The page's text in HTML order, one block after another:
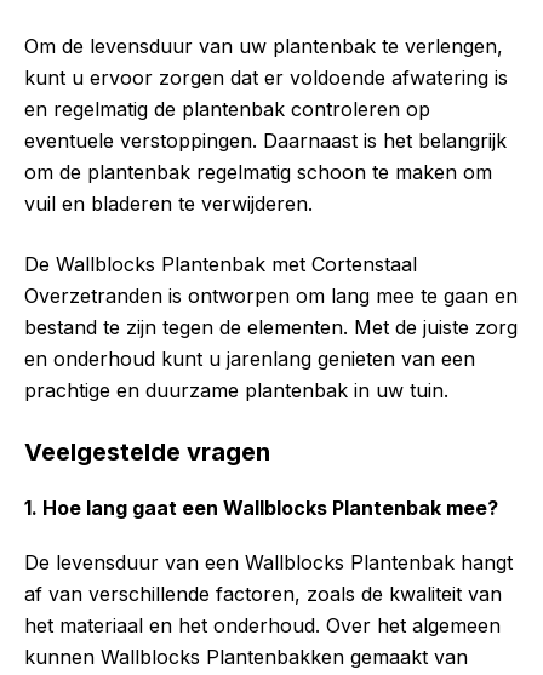
Om de levensduur van uw plantenbak te verlengen,
kunt u ervoor zorgen dat er voldoende afwatering is
en regelmatig de plantenbak controleren op
eventuele verstoppingen. Daarnaast is het belangrijk
om de plantenbak regelmatig schoon te maken om
vuil en bladeren te verwijderen.
De Wallblocks Plantenbak met Cortenstaal
Overzetranden is ontworpen om lang mee te gaan en
bestand te zijn tegen de elementen. Met de juiste zorg
en onderhoud kunt u jarenlang genieten van een
prachtige en duurzame plantenbak in uw tuin.
Veelgestelde vragen
1. Hoe lang gaat een Wallblocks Plantenbak mee?
De levensduur van een Wallblocks Plantenbak hangt
af van verschillende factoren, zoals de kwaliteit van
het materiaal en het onderhoud. Over het algemeen
kunnen Wallblocks Plantenbakken gemaakt van